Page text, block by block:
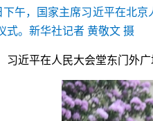
下午，国家主席习近平在北
式。新华社记者 黄敬文 摄
习近平在人民大会堂东门外广